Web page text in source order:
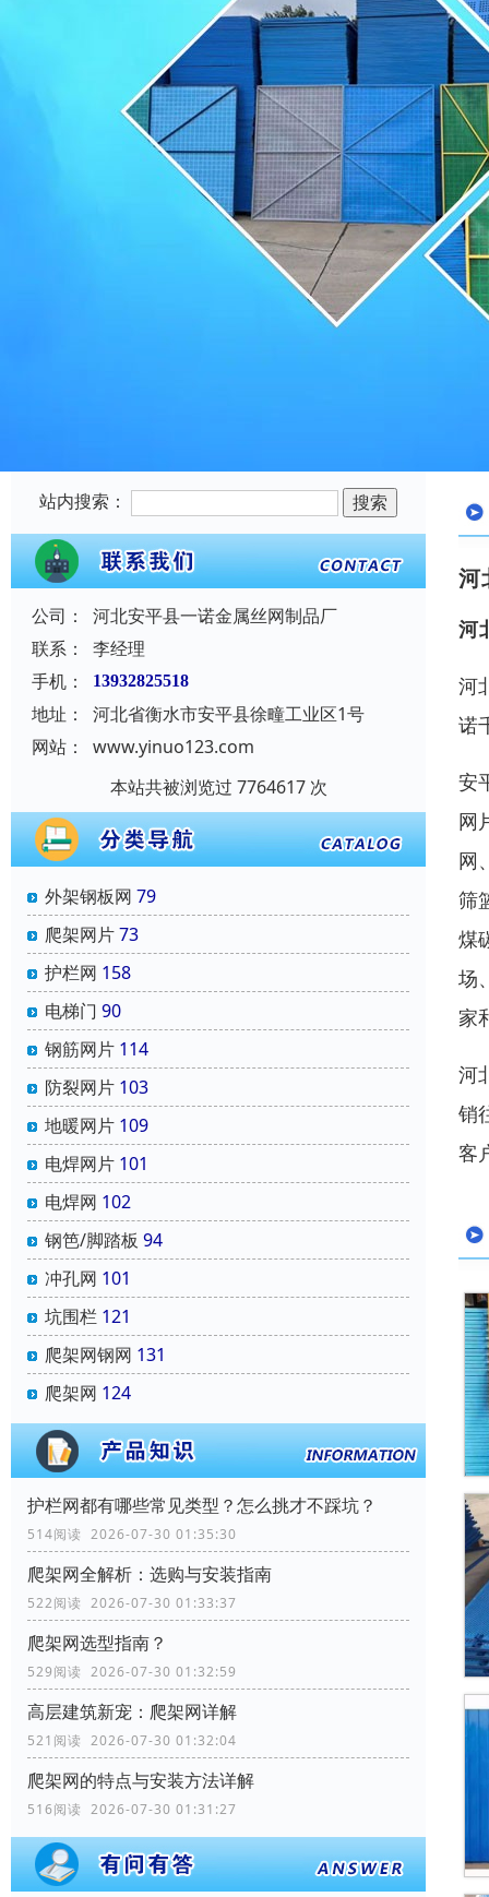
站内搜索：
公司：
河北安平县一诺金属丝网制品厂
联系：
李经理
手机：
13932825518
地址：
河北省衡水市安平县徐疃工业区1号
网站：
www.yinuo123.com
本站共被浏览过 7764617 次
外架钢板网 79
爬架网片73
护栏网 158
电梯门 90
钢筋网片 114
防裂网片 103
地暖网片 109
电焊网片 101
电焊网 102
钢笆/脚踏板 94
冲孔网 101
坑围栏 121
爬架网钢网 131
爬架网 124
‌护栏网‌都有哪些常见类型？怎么挑才不踩坑？
514阅读 2026-07-30 01:35:30
爬架网全解析：选购与安装指南
522阅读 2026-07-30 01:33:37
爬架网选型指南？
529阅读 2026-07-30 01:32:59
高层建筑新宠：爬架网详解
521阅读 2026-07-30 01:32:04
爬架网的特点与安装方法详解
516阅读 2026-07-30 01:31:27
河
河
河
诺
安
网
网
筛
煤
场
家
河
销
客